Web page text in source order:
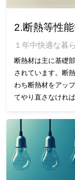
2.断熱等性
１年中快適な暮
断熱材は主に基礎
されています。断
わち断熱材をアッ
てやり直さなけれ